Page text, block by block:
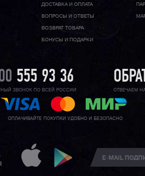
ДОСТАВКА И ОПЛАТА
ВОПРОСЫ И ОТВЕТЫ
ВОЗВРАТ ТОВАРА
БОНУСЫ И ПОДАРКИ
555 93 36
ЗВОНОК ПО ВСЕЙ РОССИИ ОТВЕЧАЕМ
ОПЛАЧИВАЙТЕ ПОКУПКИ УДОБНО И БЕЗОПАСНО